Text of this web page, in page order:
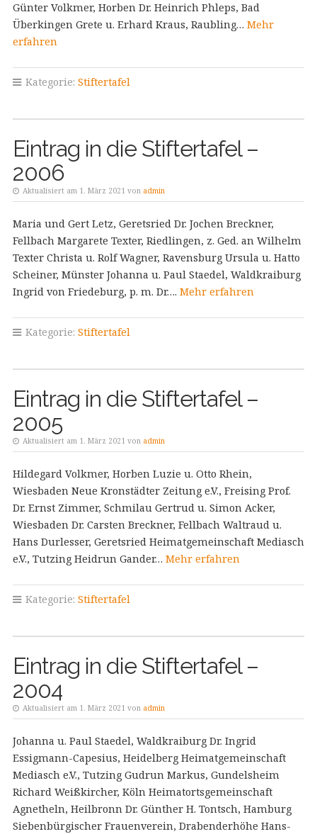
Günter Volkmer, Horben Dr. Heinrich Phleps, Bad
Überkingen Grete u. Erhard Kraus, Raubling… Mehr
erfahren
Kategorie: Stiftertafel
Eintrag in die Stiftertafel –
2006
Aktualisiert am 1. März 2021 von admin
Maria und Gert Letz, Geretsried Dr. Jochen Breckner,
Fellbach Margarete Texter, Riedlingen, z. Ged. an Wilhelm
Texter Christa u. Rolf Wagner, Ravensburg Ursula u. Hatto
Scheiner, Münster Johanna u. Paul Staedel, Waldkraiburg
Ingrid von Friedeburg, p. m. Dr…. Mehr erfahren
Kategorie: Stiftertafel
Eintrag in die Stiftertafel –
2005
Aktualisiert am 1. März 2021 von admin
Hildegard Volkmer, Horben Luzie u. Otto Rhein,
Wiesbaden Neue Kronstädter Zeitung e.V., Freising Prof.
Dr. Ernst Zimmer, Schmilau Gertrud u. Simon Acker,
Wiesbaden Dr. Carsten Breckner, Fellbach Waltraud u.
Hans Durlesser, Geretsried Heimatgemeinschaft Mediasch
e.V., Tutzing Heidrun Gander… Mehr erfahren
Kategorie: Stiftertafel
Eintrag in die Stiftertafel –
2004
Aktualisiert am 1. März 2021 von admin
Johanna u. Paul Staedel, Waldkraiburg Dr. Ingrid
Essigmann-Capesius, Heidelberg Heimatgemeinschaft
Mediasch e.V., Tutzing Gudrun Markus, Gundelsheim
Richard Weißkircher, Köln Heimatortsgemeinschaft
Agnetheln, Heilbronn Dr. Günther H. Tontsch, Hamburg
Siebenbürgischer Frauenverein, Drabenderhöhe Hans-